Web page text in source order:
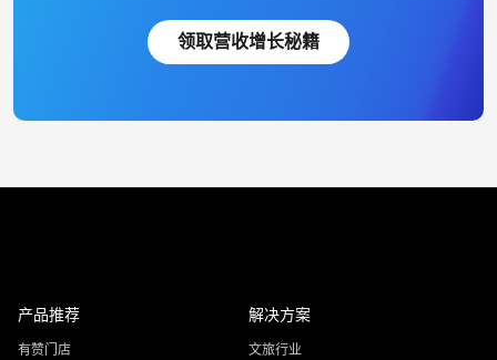
领取营收增长秘籍
产品推荐
有赞门店
解决方案
文旅行业